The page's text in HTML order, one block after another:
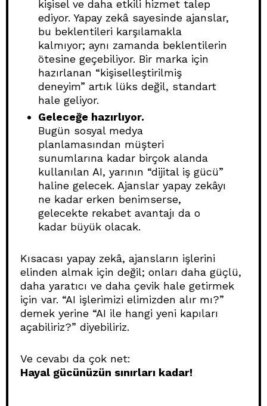
kişisel ve daha etkili hizmet talep
ediyor. Yapay zekâ sayesinde ajanslar,
bu beklentileri karşılamakla
kalmıyor; aynı zamanda beklentilerin
ötesine geçebiliyor. Bir marka için
hazırlanan “kişiselleştirilmiş
deneyim” artık lüks değil, standart
hale geliyor.
Geleceğe hazırlıyor.
Bugün sosyal medya
planlamasından müşteri
sunumlarına kadar birçok alanda
kullanılan AI, yarının “dijital iş gücü”
haline gelecek. Ajanslar yapay zekâyı
ne kadar erken benimserse,
gelecekte rekabet avantajı da o
kadar büyük olacak.
Kısacası yapay zekâ, ajansların işlerini
elinden almak için değil; onları daha güçlü,
daha yaratıcı ve daha çevik hale getirmek
için var. “AI işlerimizi elimizden alır mı?”
demek yerine “AI ile hangi yeni kapıları
açabiliriz?” diyebiliriz.
Ve cevabı da çok net:
Hayal gücünüzün sınırları kadar!